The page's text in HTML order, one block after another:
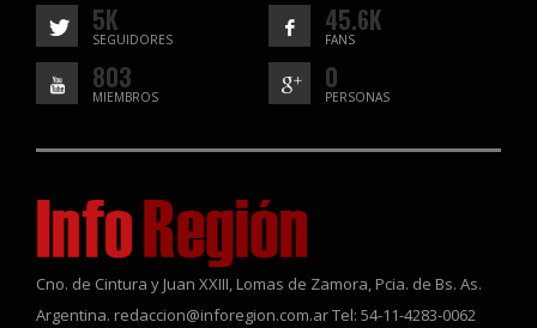
5K
SEGUIDORES
45.6K
FANS
803
MIEMBROS
0
PERSONAS
Cno. de Cintura y Juan XXIII, Lomas de Zamora, Pcia. de Bs. As.
Argentina. redaccion@inforegion.com.ar Tel: 54-11-4283-0062